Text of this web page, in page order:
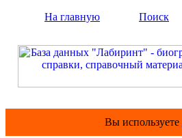
На главную
Поиск
Вы используете